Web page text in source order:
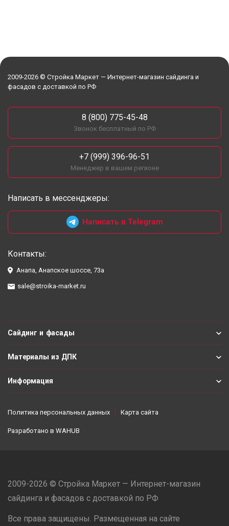
2009-2026 © Стройка Маркет — Интернет-магазин сайдинга и
фасадов с доставкой по РФ
8 (800) 775-45-48
Звонок бесплатный по РФ
+7 (999) 396-96-51
Менеджер в вашем регионе
Написать в мессенджеры:
Написать в Telegram
Контакты:
Анапа, Анапское шоссе, 73а
sale@stroika-market.ru
Сайдинг и фасады
Материалы из ДПК
Информация
Политика персональных данных Карта сайта
Разработано в WAHUB
2009-2026 © Стройка Маркет — Интернет-магазин
сайдинга и фасадов с доставкой по РФ
Все права защищены. Размещенная на сайте